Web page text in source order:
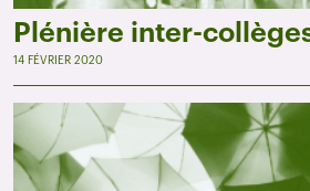
Plénière inter-
14 FÉVRIER 2020